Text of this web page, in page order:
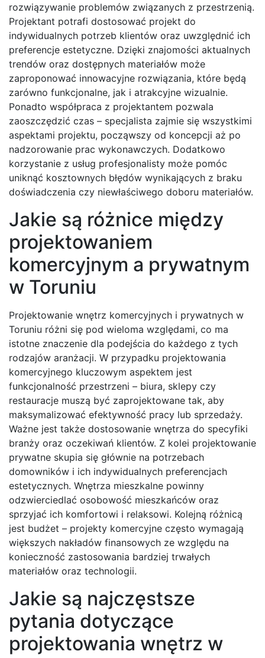
rozwiązywanie problemów związanych z przestrzenią.
Projektant potrafi dostosować projekt do
indywidualnych potrzeb klientów oraz uwzględnić ich
preferencje estetyczne. Dzięki znajomości aktualnych
trendów oraz dostępnych materiałów może
zaproponować innowacyjne rozwiązania, które będą
zarówno funkcjonalne, jak i atrakcyjne wizualnie.
Ponadto współpraca z projektantem pozwala
zaoszczędzić czas – specjalista zajmie się wszystkimi
aspektami projektu, począwszy od koncepcji aż po
nadzorowanie prac wykonawczych. Dodatkowo
korzystanie z usług profesjonalisty może pomóc
uniknąć kosztownych błędów wynikających z braku
doświadczenia czy niewłaściwego doboru materiałów.
Jakie są różnice między
projektowaniem
komercyjnym a prywatnym
w Toruniu
Projektowanie wnętrz komercyjnych i prywatnych w
Toruniu różni się pod wieloma względami, co ma
istotne znaczenie dla podejścia do każdego z tych
rodzajów aranżacji. W przypadku projektowania
komercyjnego kluczowym aspektem jest
funkcjonalność przestrzeni – biura, sklepy czy
restauracje muszą być zaprojektowane tak, aby
maksymalizować efektywność pracy lub sprzedaży.
Ważne jest także dostosowanie wnętrza do specyfiki
branży oraz oczekiwań klientów. Z kolei projektowanie
prywatne skupia się głównie na potrzebach
domowników i ich indywidualnych preferencjach
estetycznych. Wnętrza mieszkalne powinny
odzwierciedlać osobowość mieszkańców oraz
sprzyjać ich komfortowi i relaksowi. Kolejną różnicą
jest budżet – projekty komercyjne często wymagają
większych nakładów finansowych ze względu na
konieczność zastosowania bardziej trwałych
materiałów oraz technologii.
Jakie są najczęstsze
pytania dotyczące
projektowania wnętrz w